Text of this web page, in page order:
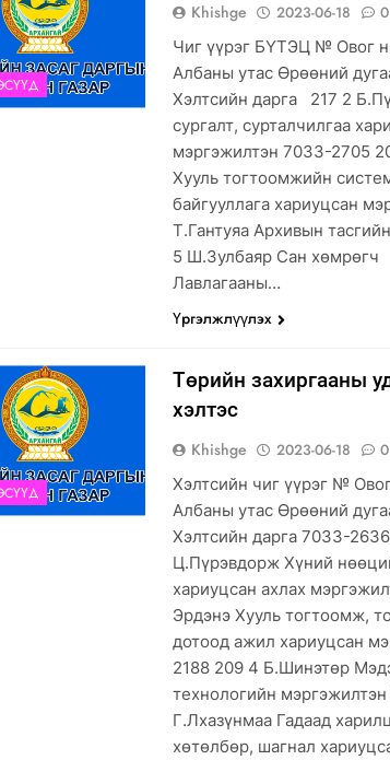
Khishge 2023-06-18 0
Чиг үүрэг БҮТЭЦ № Овог
Албаны утас Өрөөний
Хэлтсийн дарга 217 2
сургалт, сурталчилгаа
мэргэжилтэн 7033-2705
Хууль тогтоомжийн
байгууллага хариуцсан
Т.Гантуяа Архивын
5 Ш.Зулбаяр Сан
Лавлагааны…
Үргэлжлүүлэх
Төрийн захиргааны
хэлтэс
Khishge 2023-06-18 0
Хэлтсийн чиг үүрэг №
Албаны утас Өрөөний
Хэлтсийн дарга 7033-
Ц.Пүрэвдорж Хүний
хариуцсан ахлах
Эрдэнэ Хууль тогтоомж,
дотоод ажил хариуцсан
2188 209 4 Б.Шинэтөр
технологийн мэргэжилтэн
Г.Лхазүнмаа Гадаад
хөтөлбөр, шагнал